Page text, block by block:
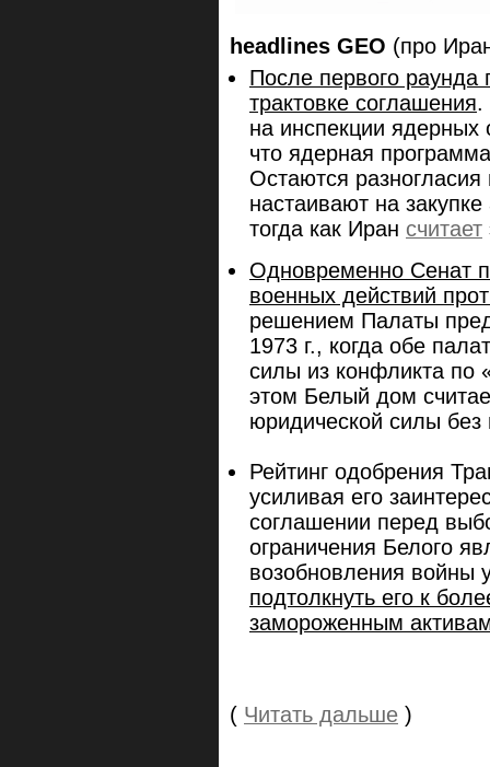
headlines GEO (про
После первого
трактовке соглашения.
на инспекции
что ядерная
Остаются
настаивают на
тогда как Иран считает
Одновременно Сенат
военных действий
решением Палаты
1973 г., когда обе
силы из конфликта по
этом Белый дом
юридической силы без
Рейтинг одобрения
усиливая его
соглашении перед
ограничения Белого
возобновления войны
подтолкнуть его к
замороженным
( Читать дальше )